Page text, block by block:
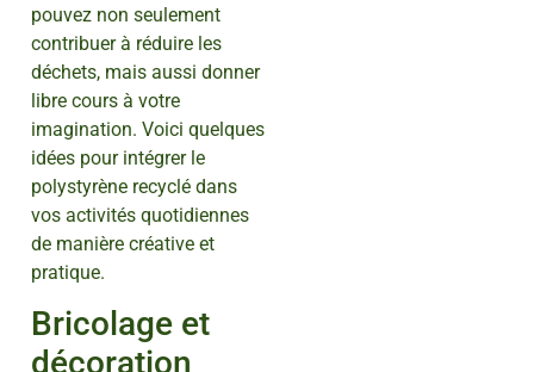
pouvez non seulement
contribuer à réduire les
déchets, mais aussi donner
libre cours à votre
imagination. Voici quelques
idées pour intégrer le
polystyrène recyclé dans
vos activités quotidiennes
de manière créative et
pratique.
Bricolage et
décoration